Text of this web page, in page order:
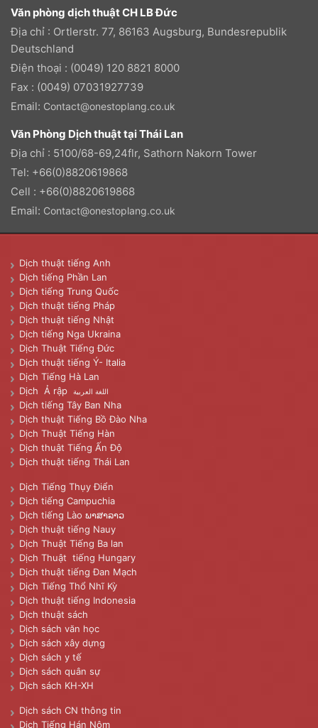
Văn phòng dịch thuật CH LB Đức
Địa chỉ : Ortlerstr. 77, 86163 Augsburg, Bundesrepublik
Deutschland
Điện thoại : (0049) 120 8821 8000
Fax : (0049) 07031927739
Email: Contact@onestoplang.co.uk
Văn Phòng Dịch thuật tại Thái Lan
Địa chỉ : 5100/68-69,24flr, Sathorn Nakorn Tower
Tel: +66(0)8820619868
Cell : +66(0)8820619868
Email: Contact@onestoplang.co.uk
Dịch thuật tiếng Anh
Dịch tiếng Phần Lan
Dịch tiếng Trung Quốc
Dịch thuật tiếng Pháp
Dịch thuật tiếng Nhật
Dịch tiếng Nga Ukraina
Dịch Thuật Tiếng Đức
Dịch thuật tiếng Ý- Italia
Dịch Tiếng Hà Lan
Dịch Ả rập
اللغة العربية
Dịch tiếng Tây Ban Nha
Dịch thuật Tiếng Bồ Đào Nha
Dịch Thuật Tiếng Hàn
Dịch thuật Tiếng Ấn Độ
Dịch thuật tiếng Thái Lan
Dịch Tiếng Thụy Điển
Dịch tiếng Campuchia
Dịch tiếng Lào ພາສາລາວ
Dịch thuật tiếng Nauy
Dịch Thuật Tiếng Ba lan
Dịch Thuật tiếng Hungary
Dịch thuật tiếng Đan Mạch
Dịch Tiếng Thổ Nhĩ Kỳ
Dịch thuật tiếng Indonesia
Dịch thuật sách
Dịch sách văn học
Dịch sách xây dựng
Dịch sách y tế
Dịch sách quân sự
Dịch sách KH-XH
Dịch sách CN thông tin
Dịch Tiếng Hán Nôm